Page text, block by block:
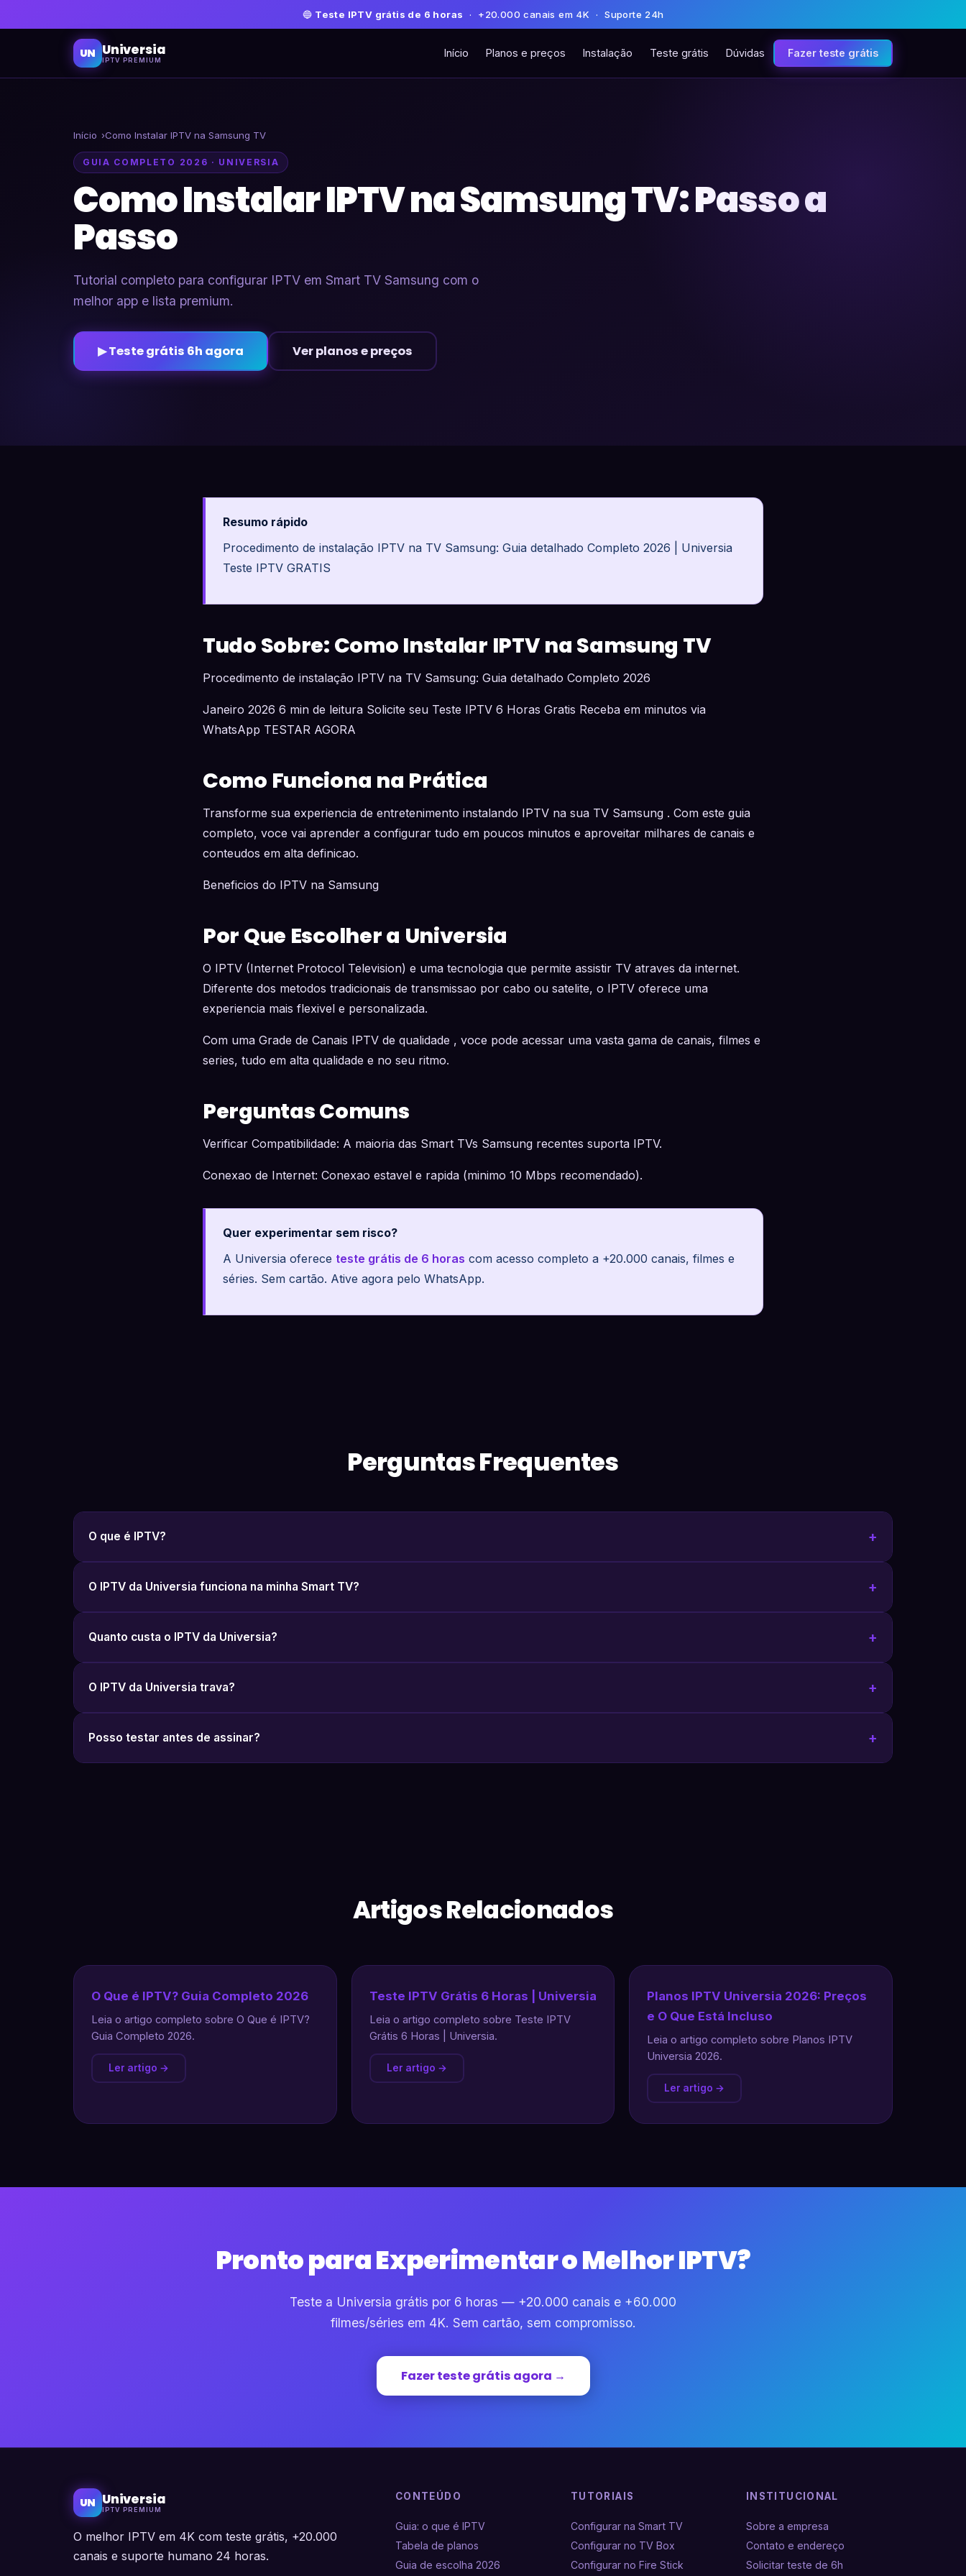
🔵 Teste IPTV grátis de 6 horas · +20.000 canais em 4K · Suporte 24h
UN Universia
IPTV PREMIUM
Início Planos e preços Instalação Teste grátis Dúvidas Fazer teste grátis
Início Como Instalar IPTV na Samsung TV
GUIA COMPLETO 2026 · UNIVERSIA
Como Instalar IPTV na Samsung TV: Passo a
Passo
Tutorial completo para configurar IPTV em Smart TV Samsung com o
melhor app e lista premium.
▶ Teste grátis 6h agora Ver planos e preços
Resumo rápido
Procedimento de instalação IPTV na TV Samsung: Guia detalhado Completo 2026 | Universia
Teste IPTV GRATIS
Tudo Sobre: Como Instalar IPTV na Samsung TV
Procedimento de instalação IPTV na TV Samsung: Guia detalhado Completo 2026
Janeiro 2026 6 min de leitura Solicite seu Teste IPTV 6 Horas Gratis Receba em minutos via
WhatsApp TESTAR AGORA
Como Funciona na Prática
Transforme sua experiencia de entretenimento instalando IPTV na sua TV Samsung . Com este guia
completo, voce vai aprender a configurar tudo em poucos minutos e aproveitar milhares de canais e
conteudos em alta definicao.
Beneficios do IPTV na Samsung
Por Que Escolher a Universia
O IPTV (Internet Protocol Television) e uma tecnologia que permite assistir TV atraves da internet.
Diferente dos metodos tradicionais de transmissao por cabo ou satelite, o IPTV oferece uma
experiencia mais flexivel e personalizada.
Com uma Grade de Canais IPTV de qualidade , voce pode acessar uma vasta gama de canais, filmes e
series, tudo em alta qualidade e no seu ritmo.
Perguntas Comuns
Verificar Compatibilidade: A maioria das Smart TVs Samsung recentes suporta IPTV.
Conexao de Internet: Conexao estavel e rapida (minimo 10 Mbps recomendado).
Quer experimentar sem risco?
A Universia oferece teste grátis de 6 horas com acesso completo a +20.000 canais, filmes e
séries. Sem cartão. Ative agora pelo WhatsApp.
Perguntas Frequentes
O que é IPTV?
O IPTV da Universia funciona na minha Smart TV?
Quanto custa o IPTV da Universia?
O IPTV da Universia trava?
Posso testar antes de assinar?
Artigos Relacionados
O Que é IPTV? Guia Completo 2026
Leia o artigo completo sobre O Que é IPTV?
Guia Completo 2026.
Ler artigo →
Teste IPTV Grátis 6 Horas | Universia
Leia o artigo completo sobre Teste IPTV
Grátis 6 Horas | Universia.
Ler artigo →
Planos IPTV Universia 2026: Preços
e O Que Está Incluso
Leia o artigo completo sobre Planos IPTV
Universia 2026.
Ler artigo →
Pronto para Experimentar o Melhor IPTV?
Teste a Universia grátis por 6 horas — +20.000 canais e +60.000
filmes/séries em 4K. Sem cartão, sem compromisso.
Fazer teste grátis agora →
UN Universia
IPTV PREMIUM
O melhor IPTV em 4K com teste grátis, +20.000
canais e suporte humano 24 horas.
CONTEÚDO
Guia: o que é IPTV
Tabela de planos
Guia de escolha 2026
TUTORIAIS
Configurar na Smart TV
Configurar no TV Box
Configurar no Fire Stick
INSTITUCIONAL
Sobre a empresa
Contato e endereço
Solicitar teste de 6h